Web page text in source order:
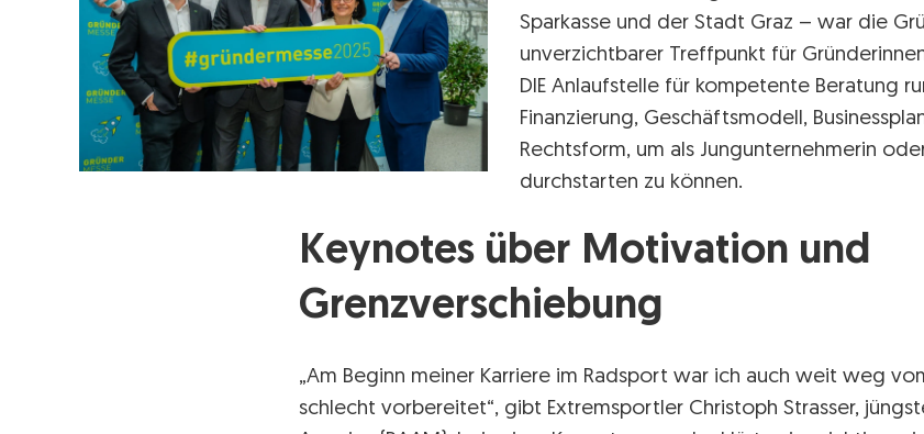
Sparkasse und der Stadt Graz – war die
unverzichtbarer Treffpunkt für
DIE Anlaufstelle für kompetente Beratung
Finanzierung, Geschäftsmodell,
Rechtsform, um als Jungunternehmerin
durchstarten zu können.
Keynotes über Motivation und
Grenzverschiebung
„Am Beginn meiner Karriere im Radsport war ich auch weit weg
schlecht vorbereitet“, gibt Extremsportler Christoph Strasser,